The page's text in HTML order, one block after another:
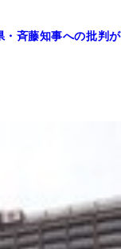
・斉藤知事への批判が